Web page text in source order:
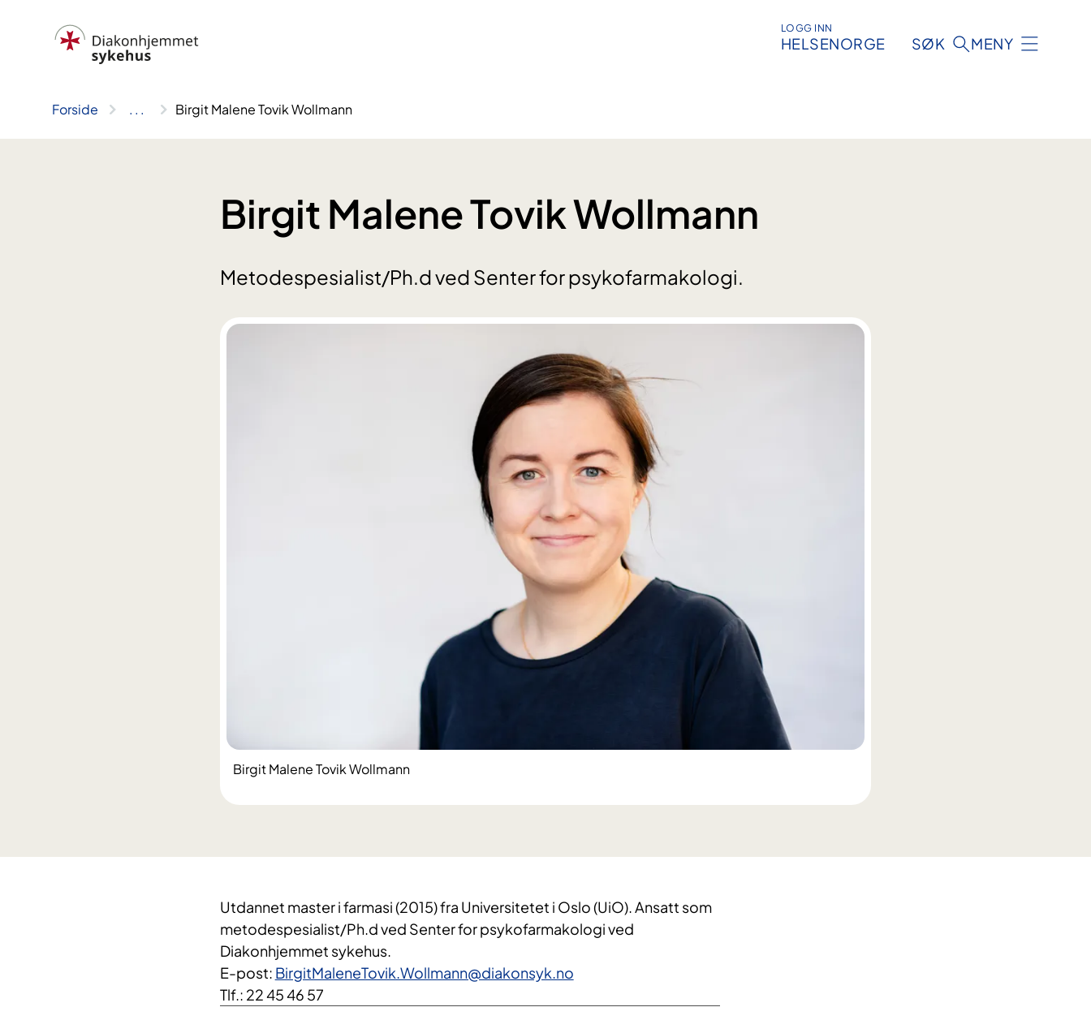
LOGG INN
HELSENORGE SØK MENY
Forside .. . Birgit Malene Tovik Wollmann
Birgit Malene Tovik Wollmann
Metodespesialist/Ph.d ved Senter for psykofarmakologi.
Birgit Malene Tovik Wollmann
Utdannet master i farmasi (2015) fra Universitetet i Oslo (UiO). Ansatt som
metodespesialist/Ph.d ved Senter for psykofarmakologi ved
Diakonhjemmet sykehus.
E-post: BirgitMaleneTovik.Wollmann@diakonsyk.no
Tlf.: 22 45 46 57​